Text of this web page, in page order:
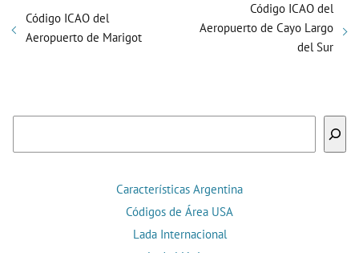
Código ICAO del
Aeropuerto de Marigot
Código ICAO del
Aeropuerto de Cayo Largo
del Sur
Características Argentina
Códigos de Área USA
Lada Internacional